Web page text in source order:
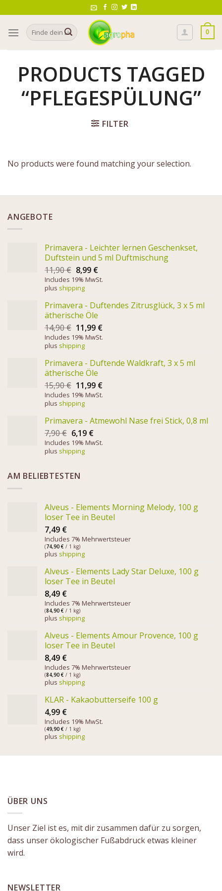
to
contentSearch
for:
0
PRODUCTS TAGGED
“PFLEGESPÜLUNG”
FILTER
No products were found matching your selection.
ANGEBOTE
Primavera - Leichter lernen Geschenkset,
Duftstein und 5 ml Duftmischung
11,90€ 8,99 €
Includes 19% MwSt.
plus shipping
Primavera - Duftendes Zitrusglück, 3 x 5 ml
ätherische Öle
14,90€ 11,99 €
Includes 19% MwSt.
plus shipping
Primavera - Duftende Waldkraft, 3 x 5 ml
ätherische Öle
15,90€ 11,99 €
Includes 19% MwSt.
plus shipping
Primavera - Atmewohl Nase frei Stick, 0,8 ml
7,90€ 6,19 €
Includes 19% MwSt.
plus shipping
AM BELIEBTESTEN
Alveus - Elements Morning Melody, 100 g
loser Tee in Beutel
7,49 €
Includes 7% Mehrwertsteuer
(74,90 € / 1 kg)
plus shipping
Alveus - Elements Lady Star Deluxe, 100 g
loser Tee in Beutel
8,49 €
Includes 7% Mehrwertsteuer
(84,90 € / 1 kg)
plus shipping
Alveus - Elements Amour Provence, 100 g
loser Tee in Beutel
8,49 €
Includes 7% Mehrwertsteuer
(84,90 € / 1 kg)
plus shipping
KLAR - Kakaobutterseife 100 g
4,99 €
Includes 19% MwSt.
(49,90 € / 1 kg)
plus shipping
ÜBER UNS
Unser Ziel ist es, mit dir zusammen dafür zu sorgen,
dass unser ökologischer Fußabdruck etwas kleiner
wird.
NEWSLETTER